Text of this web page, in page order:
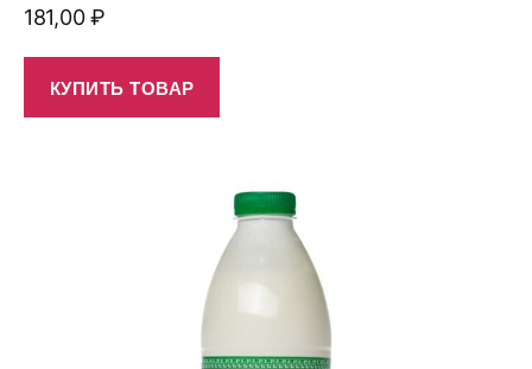
181,00₽
КУПИТЬ ТОВАР